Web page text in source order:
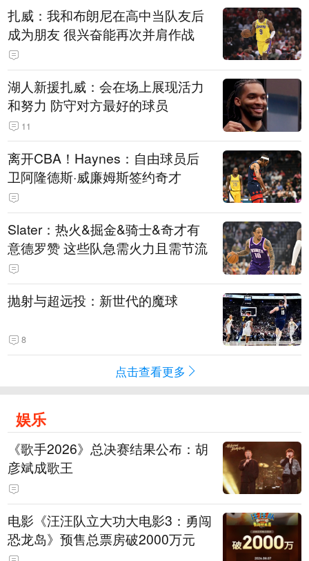
扎威：我和布朗尼在高中当队友后
成为朋友 很兴奋能再次并肩作战
湖人新援扎威：会在场上展现活力
和努力 防守对方最好的球员
11
离开CBA！Haynes：自由球员后
卫阿隆德斯·威廉姆斯签约奇才
Slater：热火&掘金&骑士&奇才有
意德罗赞 这些队急需火力且需节流
抛射与超远投：新世代的魔球
8
点击查看更多
娱乐
《歌手2026》总决赛结果公布：胡
彦斌成歌王
电影《汪汪队立大功大电影3：勇闯
恐龙岛》预售总票房破2000万元